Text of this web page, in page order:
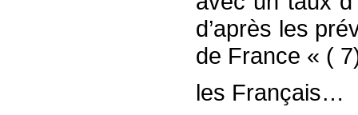
d’après les
de France « (
les Français…